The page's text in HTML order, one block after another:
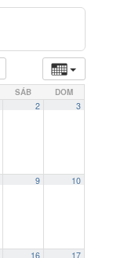
SÁB DOM
2 3
9 10
16 17